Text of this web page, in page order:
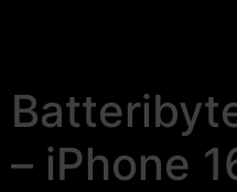
– iPhone